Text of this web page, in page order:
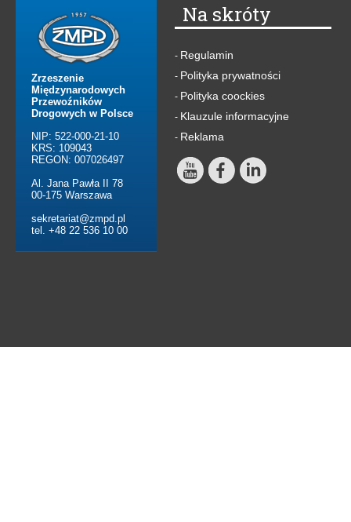
Zrzeszenie
Międzynarodowych
Przewoźników
Drogowych w Polsce
NIP: 522-000-21-10
KRS: 109043
REGON: 007026497
Al. Jana Pawła II 78
00-175 Warszawa
sekretariat@zmpd.pl
tel. +48 22 536 10 00
Na skróty
- Regulamin
- Polityka prywatności
- Polityka coockies
- Klauzule informacyjne
- Reklama